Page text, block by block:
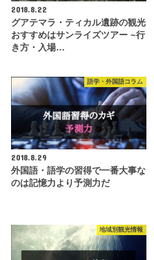
2018.8.22
グアテマラ・ティカル遺跡の観光
おすすめはサンライズツアー ~行
き方・入場…
語学・外国語コラム
2018.8.29
外国語・語学の習得で一番大事な
のは記憶力より予測力だ
地域別観光情報